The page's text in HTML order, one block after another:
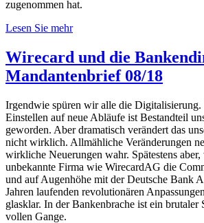
zugenommen hat.
Lesen Sie mehr
Wirecard und die
Mandantenbrief 08/18
Irgendwie spüren wir alle die
Einstellen auf neue Abläufe ist Bestandteil
geworden. Aber dramatisch verändert das
nicht wirklich. Allmähliche Veränderungen
wirkliche Neuerungen wahr. Spätestens
unbekannte Firma wie WirecardAG die
und auf Augenhöhe mit der Deutsche Bank
Jahren laufenden revolutionären
glasklar. In der Bankenbrache ist ein
vollen Gange.